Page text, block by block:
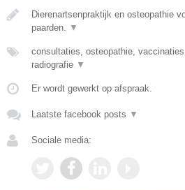
Dierenartsenpraktijk en osteopathie
paarden.
▼
consultaties, osteopathie,
radiografie ▼
Er wordt gewerkt op afspraak.
Laatste facebook posts ▼
Sociale media: